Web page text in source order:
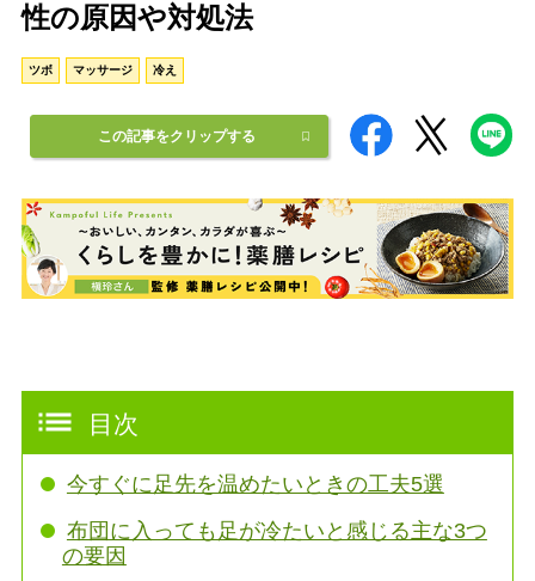
性の原因や対処法
ツボ マッサージ 冷え
この記事をクリップする
目次
今すぐに足先を温めたいときの工夫5選
布団に入っても足が冷たいと感じる主な3つ
の要因